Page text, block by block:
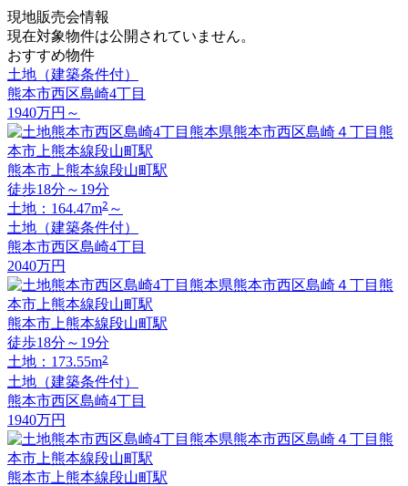
現地販売会情報
現在対象物件は公開されていません。
おすすめ物件
土地（建築条件付）
熊本市西区島崎4丁目
1940万円 ～
熊本市上熊本線段山町駅
徒歩18分～19分
土地：164.47m2 ～
土地（建築条件付）
熊本市西区島崎4丁目
2040万円
熊本市上熊本線段山町駅
徒歩18分～19分
土地：173.55m2
土地（建築条件付）
熊本市西区島崎4丁目
1940万円
熊本市上熊本線段山町駅